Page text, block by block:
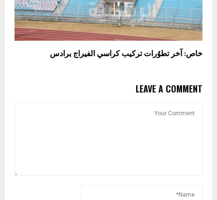
خاص: آخر تطوُرات تركيب كراسي الفيراج برادس
LEAVE A COMMENT